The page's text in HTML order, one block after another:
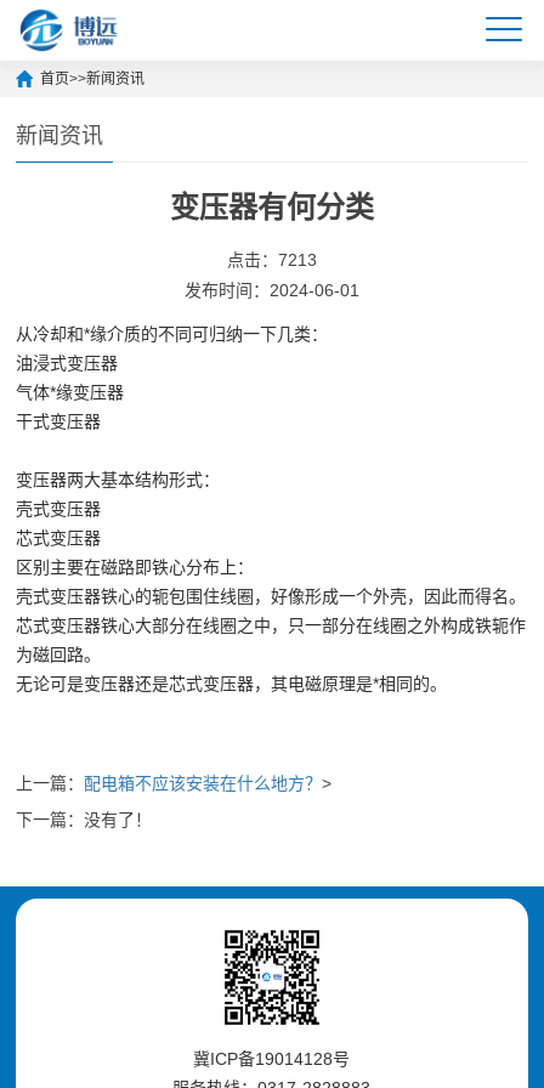
首页>>新闻资讯
新闻资讯
变压器有何分类
点击：7213
发布时间：2024-06-01
从冷却和*缘介质的不同可归纳一下几类：
油浸式变压器
气体*缘变压器
干式变压器
变压器两大基本结构形式：
壳式变压器
芯式变压器
区别主要在磁路即铁心分布上：
壳式变压器铁心的轭包围住线圈，好像形成一个外壳，因此而得名。
芯式变压器铁心大部分在线圈之中，只一部分在线圈之外构成铁轭作
为磁回路。
无论可是变压器还是芯式变压器，其电磁原理是*相同的。
上一篇：配电箱不应该安装在什么地方？>
下一篇：没有了！
冀ICP备19014128号